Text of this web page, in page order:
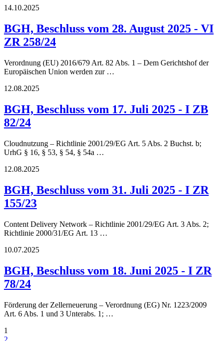
14.10.2025
BGH, Beschluss vom 28. August 2025 - VI
ZR 258/24
Verordnung (EU) 2016/679 Art. 82 Abs. 1 – Dem Gerichtshof der
Europäischen Union werden zur …
12.08.2025
BGH, Beschluss vom 17. Juli 2025 - I ZB
82/24
Cloudnutzung – Richtlinie 2001/29/EG Art. 5 Abs. 2 Buchst. b;
UrhG § 16, § 53, § 54, § 54a …
12.08.2025
BGH, Beschluss vom 31. Juli 2025 - I ZR
155/23
Content Delivery Network – Richtlinie 2001/29/EG Art. 3 Abs. 2;
Richtlinie 2000/31/EG Art. 13 …
10.07.2025
BGH, Beschluss vom 18. Juni 2025 - I ZR
78/24
Förderung der Zellerneuerung – Verordnung (EG) Nr. 1223/2009
Art. 6 Abs. 1 und 3 Unterabs. 1; …
1
2